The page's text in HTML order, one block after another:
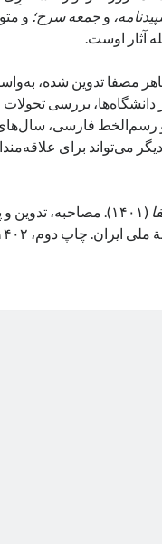
و جمعه سرخ؛ و
آثار اوست.
مصفا تدوین شده،
بررسی تحولات
و رسم‌الخط فارسی،
می‌تواند برای
(۱۴۰۱). مصاحبه،
ایران. چاپ دوم، ۱۴۰۲.